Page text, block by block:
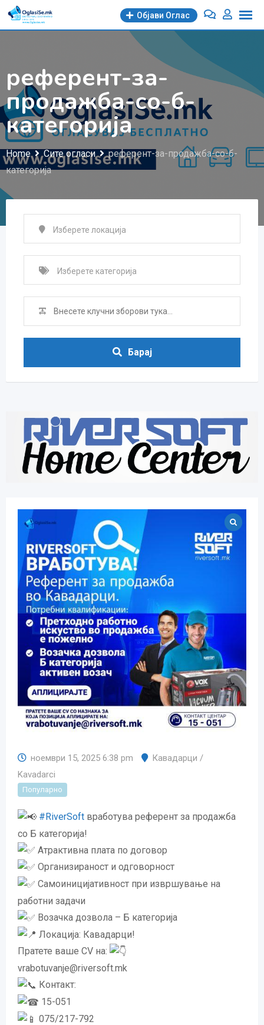
Skip
Објави Oглас
референт-за-
продажба-со-б-
категорија
Home Сите огласи
референт-за-продажба-со-б-
категорија
Барај
ноември 15, 2025 6:38 pm
Кавадарци /
Kavadarci
Популарно
#RiverSoft вработува референт за продажба
со Б категорија!
Атрактивна плата по договор
Организираност и одговорност
Самоиницијативност при извршување на
работни задачи
Возачка дозвола – Б категорија
Локација: Кавадарци!
Пратете ваше CV на:
vrabotuvanje@riversoft.mk
Контакт:
15-051
075/217-792